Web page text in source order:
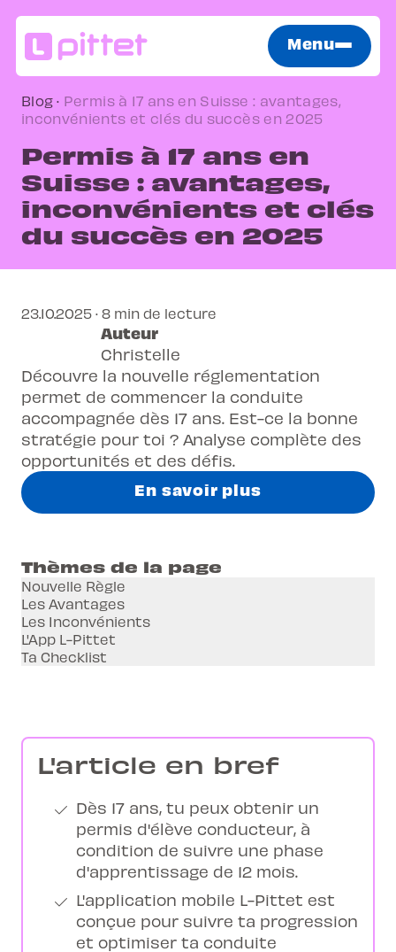
Menu
Blog · Permis à 17 ans en Suisse : avantages,
inconvénients et clés du succès en 2025
Permis à 17 ans en
Suisse : avantages,
inconvénients et clés
du succès en 2025
Découvre la nouvelle réglementation
permet de commencer la conduite
accompagnée dès 17 ans. Est-ce la bonne
stratégie pour toi ? Analyse complète des
opportunités et des défis.
En savoir plus
23.10.2025 · 8 min de lecture
Auteur
Christelle
Thèmes de la page
Nouvelle Règle
Les Avantages
Les Inconvénients
L'App L-Pittet
Ta Checklist
L'article en bref
Dès 17 ans, tu peux obtenir un
permis d'élève conducteur, à
condition de suivre une phase
d'apprentissage de 12 mois.
L'application mobile L-Pittet est
conçue pour suivre ta progression
et optimiser ta conduite